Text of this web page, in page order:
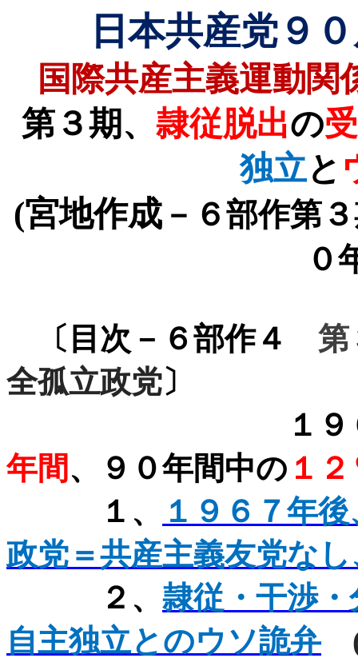
日本共産党９
国際共産主義運動関
第３期、 隷従脱出の
独立と
(宮地作成 －６部作第
０
〔目次－６部作４ 第
全孤立政党〕
１９６７～
年間 、９０年間中の １
１、
１９６７年
政党＝共産主義友党な
２、 隷従・干渉
自主独立とのウソ詭弁